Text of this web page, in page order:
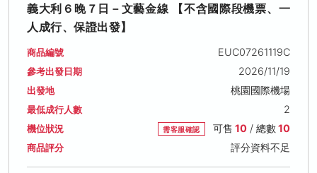
義大利６晚７日－文藝金線 【不含國際段機票、一
人成行、保證出發】
商品編號 EUC07261119C
參考出發日期 2026/11/19
出發地 桃園國際機場
最低成行人數 2
機位狀況 需客服確認 可售 10/ 總數10
商品評分 評分資料不足